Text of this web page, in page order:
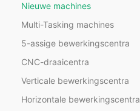
Nieuwe machines
Multi-Tasking machines
5-assige bewerkingscentra
CNC-draaicentra
Verticale bewerkingscentra
Horizontale bewerkingscentra